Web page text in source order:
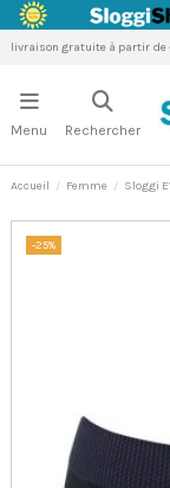
livraison gratuite à partir de
Menu Rechercher
Accueil Femme Sloggi
-25%